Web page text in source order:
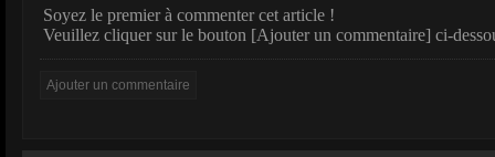
Soyez le premier à commenter cet article !
Veuillez cliquer sur le bouton [Ajouter un commentaire] ci-